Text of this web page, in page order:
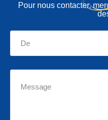
Pour nous contacter,